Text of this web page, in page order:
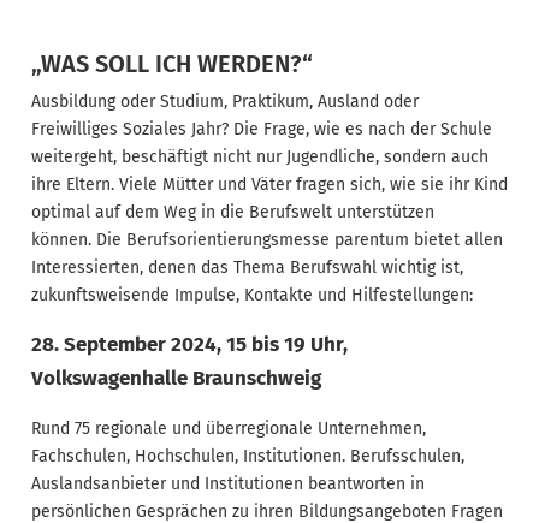
„WAS SOLL ICH WERDEN?“
Ausbildung oder Studium, Praktikum, Ausland oder
Freiwilliges Soziales Jahr? Die Frage, wie es nach der Schule
weitergeht, beschäftigt nicht nur Jugendliche, sondern auch
ihre Eltern. Viele Mütter und Väter fragen sich, wie sie ihr Kind
optimal auf dem Weg in die Berufswelt unterstützen
können. Die Berufsorientierungsmesse parentum bietet allen
Interessierten, denen das Thema Berufswahl wichtig ist,
zukunftsweisende Impulse, Kontakte und Hilfestellungen:
28. September 2024, 15 bis 19 Uhr,
Volkswagenhalle Braunschweig
Rund 75 regionale und überregionale Unternehmen,
Fachschulen, Hochschulen, Institutionen. Berufsschulen,
Auslandsanbieter und Institutionen beantworten in
persönlichen Gesprächen zu ihren Bildungsangeboten Fragen